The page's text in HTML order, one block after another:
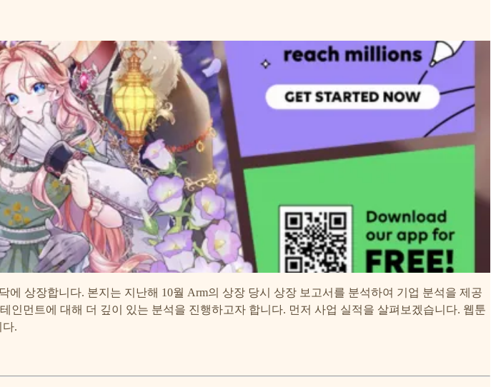
상장합니다. 본지는 지난해 10월 Arm의 상장 당시 상장 보고서를 분석하여 기업 분석을 제공
먼트에 대해 더 깊이 있는 분석을 진행하고자 합니다. 먼저 사업 실적을 살펴보겠습니다. 웹툰
.